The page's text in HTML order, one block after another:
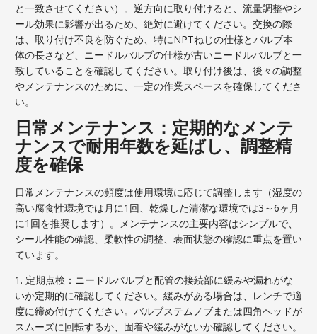
と一致させてください）。逆方向に取り付けると、流量調整やシ
ール効果に影響が出るため、絶対に避けてください。交換の際
は、取り付け不良を防ぐため、特にNPTねじの仕様とバルブ本
体の長さなど、ニードルバルブの仕様が古いニードルバルブと一
致していることを確認してください。取り付け後は、後々の調整
やメンテナンスのために、一定の作業スペースを確保してくださ
い。
日常メンテナンス：定期的なメンテ
ナンスで耐用年数を延ばし、調整精
度を確保
日常メンテナンスの頻度は使用環境に応じて調整します（湿度の
高い腐食性環境では月に1回、乾燥した清潔な環境では3～6ヶ月
に1回を推奨します）。メンテナンスの主要内容はシンプルで、
シール性能の確認、柔軟性の調整、表面状態の確認に重点を置い
ています。
1. 定期点検：ニードルバルブと配管の接続部に緩みや漏れがな
いか定期的に確認してください。緩みがある場合は、レンチで適
度に締め付けてください。バルブステムノブまたは四角ヘッドが
スムーズに回転するか、固着や緩みがないか確認してください。